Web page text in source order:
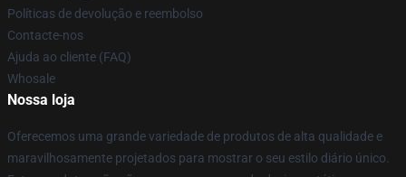
Políticas de devolução e reembolso
Contacte-nos
Ajuda ao cliente (FAQ)
Whosale
Nossa loja
Oferecemos uma grande variedade de produtos de alta qualidade e
maravilhosamente projetados para mostrar o seu estilo diário único.